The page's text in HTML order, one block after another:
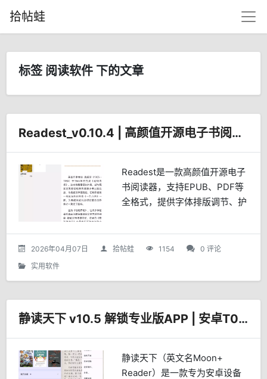
拾帖蛙
标签 阅读软件 下的文章
Readest_v0.10.4 | 高颜值开源电子书阅读器
Readest是一款高颜值开源电子
书阅读器，支持EPUB、PDF等
全格式，提供字体排版调节、护
书功能，支持多设备云端同步阅
读进度，无广告干扰，适合学
2026年04月07日 拾帖蛙 1154
0 评论
实用软件
静读天下 v10.5 解锁专业版APP | 安卓T0本地电子书阅读器
静读天下（英文名Moon+
Reader）是一款专为安卓设备